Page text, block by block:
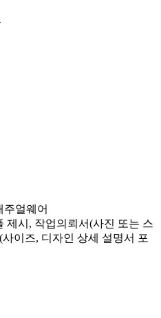
주얼웨어
제시, 작업의뢰서(사진 또는 스
이즈, 디자인 상세 설명서 포